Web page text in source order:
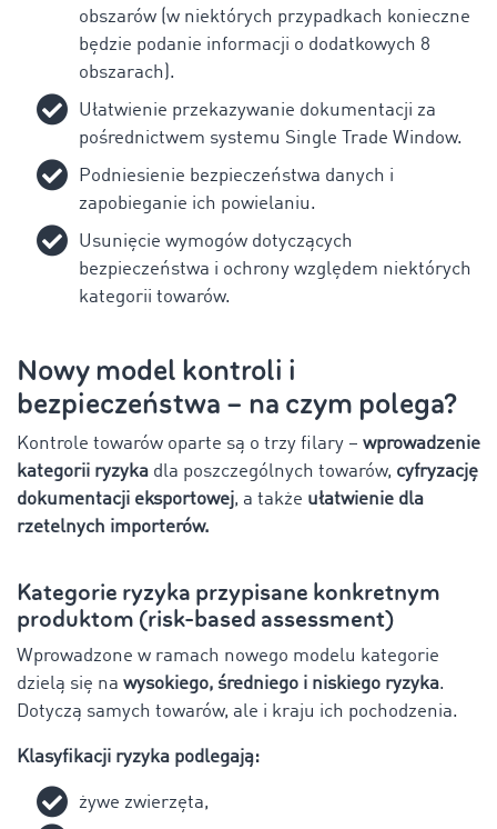
obszarów (w niektórych przypadkach konieczne
będzie podanie informacji o dodatkowych 8
obszarach).
Ułatwienie przekazywanie dokumentacji za
pośrednictwem systemu Single Trade Window.
Podniesienie bezpieczeństwa danych i
zapobieganie ich powielaniu.
Usunięcie wymogów dotyczących
bezpieczeństwa i ochrony względem niektórych
kategorii towarów.
Nowy model kontroli i
bezpieczeństwa – na czym polega?
Kontrole towarów oparte są o trzy filary – wprowadzenie
kategorii ryzyka dla poszczególnych towarów, cyfryzację
dokumentacji eksportowej, a także ułatwienie dla
rzetelnych importerów.
Kategorie ryzyka przypisane konkretnym
produktom (risk-based assessment)
Wprowadzone w ramach nowego modelu kategorie
dzielą się na wysokiego, średniego i niskiego ryzyka.
Dotyczą samych towarów, ale i kraju ich pochodzenia.
Klasyfikacji ryzyka podlegają:
żywe zwierzęta,